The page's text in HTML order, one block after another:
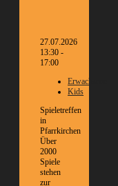
27.07.2026
13:30 -
17:00
Erwachsene
Kids
Spieletreffen
in
Pfarrkirchen
Über
2000
Spiele
stehen
zur